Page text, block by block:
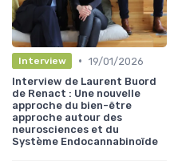
Interview • 19/01/2026
Interview de Laurent Buord
de Renact : Une nouvelle
approche du bien-être
approche autour des
neurosciences et du
Système Endocannabinoïde